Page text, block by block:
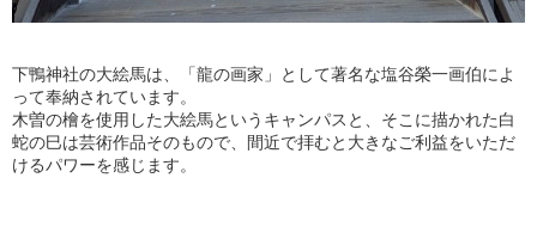
下鴨神社の大絵馬は、「龍の画家」として著名な塩谷榮一画伯によ
って奉納されています。
木曽の檜を使用した大絵馬というキャンパスと、そこに描かれた白
蛇の巳は芸術作品そのもので、間近で拝むと大きなご利益をいただ
けるパワーを感じます。